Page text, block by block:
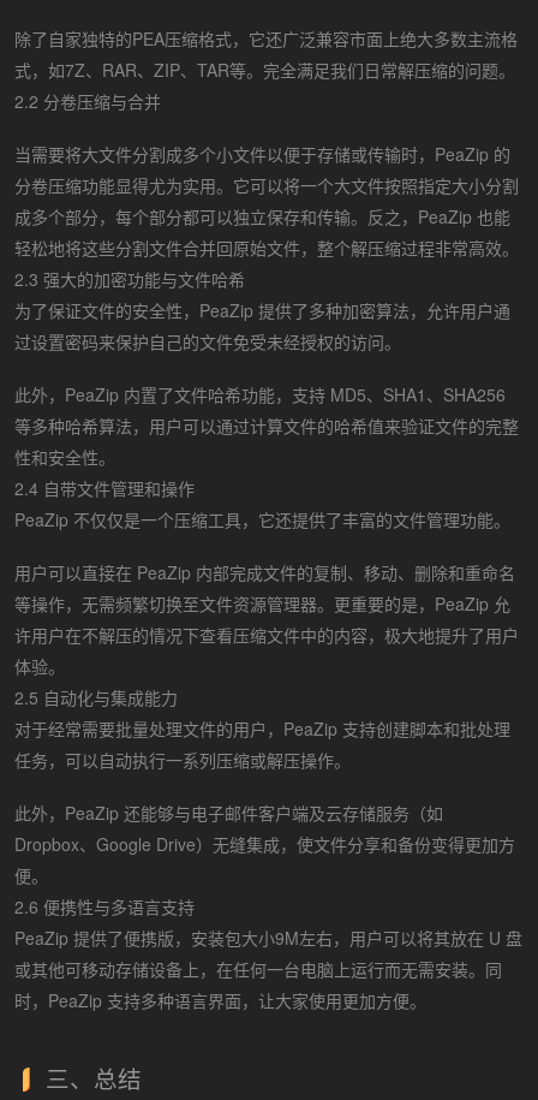
除了自家独特的PEA压缩格式，它还广泛兼容市面上绝大多数主流格
式，如7Z、RAR、ZIP、TAR等。完全满足我们日常解压缩的问题。
2.2 分卷压缩与合并
当需要将大文件分割成多个小文件以便于存储或传输时，PeaZip 的
分卷压缩功能显得尤为实用。它可以将一个大文件按照指定大小分割
成多个部分，每个部分都可以独立保存和传输。反之，PeaZip 也能
轻松地将这些分割文件合并回原始文件，整个解压缩过程非常高效。
2.3 强大的加密功能与文件哈希
为了保证文件的安全性，PeaZip 提供了多种加密算法，允许用户通
过设置密码来保护自己的文件免受未经授权的访问。
此外，PeaZip 内置了文件哈希功能，支持 MD5、SHA1、SHA256
等多种哈希算法，用户可以通过计算文件的哈希值来验证文件的完整
性和安全性。
2.4 自带文件管理和操作
PeaZip 不仅仅是一个压缩工具，它还提供了丰富的文件管理功能。
用户可以直接在 PeaZip 内部完成文件的复制、移动、删除和重命名
等操作，无需频繁切换至文件资源管理器。更重要的是，PeaZip 允
许用户在不解压的情况下查看压缩文件中的内容，极大地提升了用户
体验。
2.5 自动化与集成能力
对于经常需要批量处理文件的用户，PeaZip 支持创建脚本和批处理
任务，可以自动执行一系列压缩或解压操作。
此外，PeaZip 还能够与电子邮件客户端及云存储服务（如
Dropbox、Google Drive）无缝集成，使文件分享和备份变得更加方
便。
2.6 便携性与多语言支持
PeaZip 提供了便携版，安装包大小9M左右，用户可以将其放在 U 盘
或其他可移动存储设备上，在任何一台电脑上运行而无需安装。同
时，PeaZip 支持多种语言界面，让大家使用更加方便。
三、总结